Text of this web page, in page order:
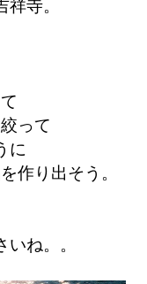
寺。
って
に
作り出そう。
ね。。